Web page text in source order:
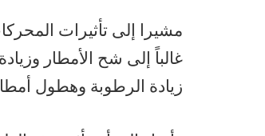
مشيرا إلى تأثيرات
غالباً إلى شح الأمطار
زيادة الرطوبة وهطول